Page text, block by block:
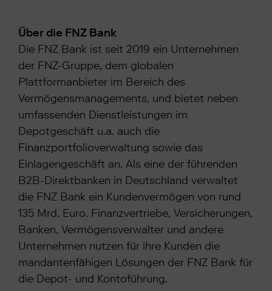
Über die FNZ Bank
Die FNZ Bank ist seit 2019 ein Unternehmen
der FNZ-Gruppe, dem globalen
Plattformanbieter im Bereich des
Vermögensmanagements, und bietet neben
umfassenden Dienstleistungen im
Depotgeschäft u.a. auch die
Finanzportfolioverwaltung sowie das
Einlagengeschäft an. Als eine der führenden
B2B-Direktbanken in Deutschland verwaltet
die FNZ Bank ein Kundenvermögen von rund
135 Mrd. Euro. Finanzvertriebe, Versicherungen,
Banken, Vermögensverwalter und andere
Unternehmen nutzen für ihre Kunden die
mandantenfähigen Lösungen der FNZ Bank für
die Depot- und Kontoführung.